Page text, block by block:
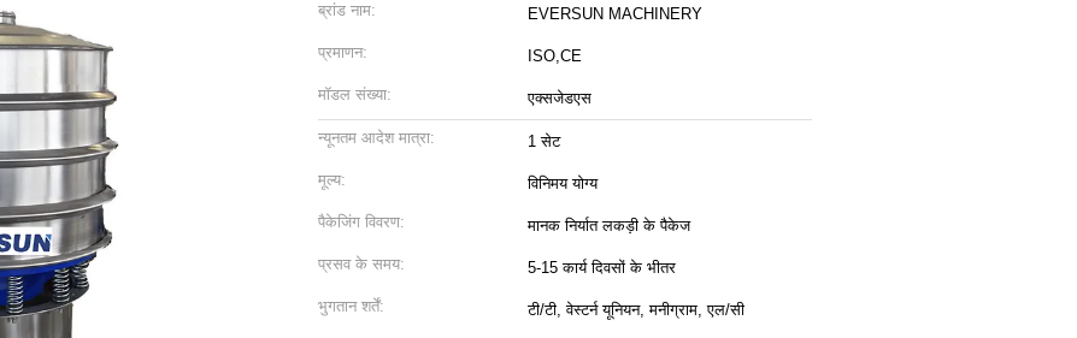
ब्रांड नाम: EVERSUN MACHINERY
प्रमाणन: ISO,CE
मॉडल संख्या: एक्सजेडएस
न्यूनतम आदेश मात्रा: 1 सेट
मूल्य: विनिमय योग्य
पैकेजिंग विवरण: मानक निर्यात लकड़ी के पैकेज
प्रसव के समय: 5-15 कार्य दिवसों के भीतर
भुगतान शर्तें: टी/टी, वेस्टर्न यूनियन, मनीग्राम, एल/सी